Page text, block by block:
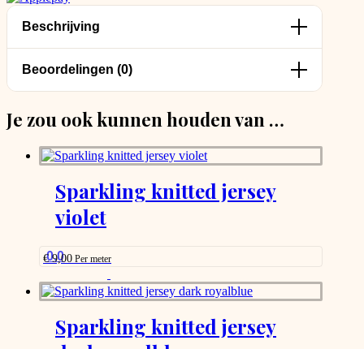
Beschrijving
Beoordelingen (0)
Je zou ook kunnen houden van …
Sparkling knitted jersey
violet
0.0
€9,00 Per meter
product
has
options
that
Sparkling knitted jersey